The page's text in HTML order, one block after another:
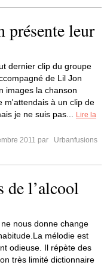
leur
dernier clip du groupe
de Lil Jon
images la chanson
m'attendais à un clip de
je ne suis pas...
Lire la
2011 par
Urbanfusions
l’alcool
nous donne change
mélodie est
odieuse. Il répète des
très limité dictionnaire